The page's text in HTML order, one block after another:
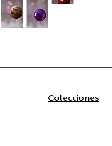
Colecciones